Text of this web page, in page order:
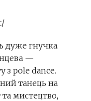
дуже гнучка.
—
з pole dance.
танець на
мистецтво,